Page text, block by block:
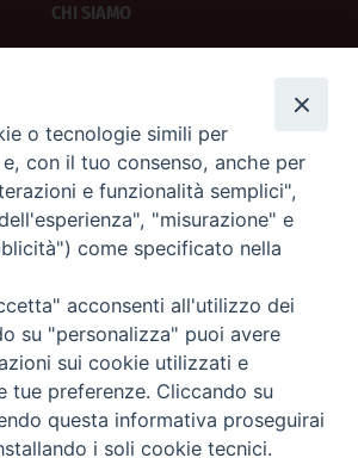
CHI SIAMO
SCRIVICI
Difesa srl - P.iva 05125420280
percepisce i contributi pubblici all'editoria.
la Fisc (Federazione Italiana Settimanali Cattolici)
dell'Autodisciplina Pubblicitaria) accettando il Codice
della Comunicazione Commerciale.
testata registrata presso il Tribunale di Padova
1950 al n. 37 del registro periodici.
o tecnologie simili per
con il tuo consenso, anche per
e funzionalità semplici",
"misurazione" e
come specificato nella
acconsenti all'utilizzo dei
su "personalizza" puoi avere
sui cookie utilizzati e
tue preferenze. Cliccando su
questa informativa proseguirai
i soli cookie tecnici.